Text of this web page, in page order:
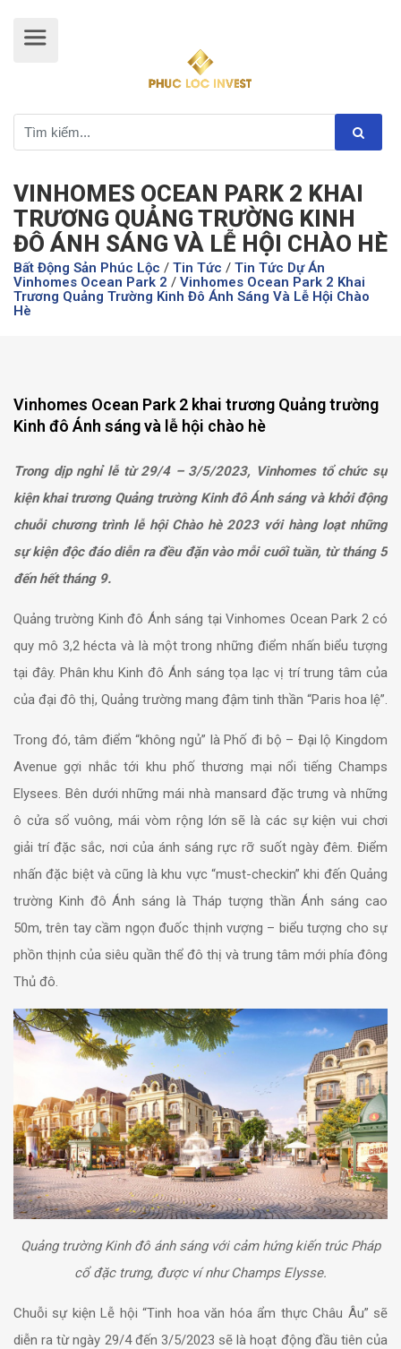
VINHOMES OCEAN PARK 2 KHAI
TRƯƠNG QUẢNG TRƯỜNG KINH
ĐÔ ÁNH SÁNG VÀ LỄ HỘI CHÀO HÈ
Bất Động Sản Phúc Lộc / Tin Tức / Tin Tức Dự Án
Vinhomes Ocean Park 2 / Vinhomes Ocean Park 2 Khai
Trương Quảng Trường Kinh Đô Ánh Sáng Và Lễ Hội Chào
Hè
Vinhomes Ocean Park 2 khai trương Quảng trường
Kinh đô Ánh sáng và lễ hội chào hè
Trong dịp nghỉ lễ từ 29/4 – 3/5/2023, Vinhomes tổ chức sự
kiện khai trương Quảng trường Kinh đô Ánh sáng và khởi động
chuỗi chương trình lễ hội Chào hè 2023 với hàng loạt những
sự kiện độc đáo diễn ra đều đặn vào mỗi cuối tuần, từ tháng 5
đến hết tháng 9.
Quảng trường Kinh đô Ánh sáng tại Vinhomes Ocean Park 2 có
quy mô 3,2 hécta và là một trong những điểm nhấn biểu tượng
tại đây. Phân khu Kinh đô Ánh sáng tọa lạc vị trí trung tâm của
của đại đô thị, Quảng trường mang đậm tinh thần “Paris hoa lệ”.
Trong đó, tâm điểm “không ngủ” là Phố đi bộ – Đại lộ Kingdom
Avenue gợi nhắc tới khu phố thương mại nổi tiếng Champs
Elysees. Bên dưới những mái nhà mansard đặc trưng và những
ô cửa sổ vuông, mái vòm rộng lớn sẽ là các sự kiện vui chơi
giải trí đặc sắc, nơi của ánh sáng rực rỡ suốt ngày đêm. Điểm
nhấn đặc biệt và cũng là khu vực “must-checkin” khi đến Quảng
trường Kinh đô Ánh sáng là Tháp tượng thần Ánh sáng cao
50m, trên tay cầm ngọn đuốc thịnh vượng – biểu tượng cho sự
phồn thịnh của siêu quần thể đô thị và trung tâm mới phía đông
Thủ đô.
Quảng trường Kinh đô ánh sáng với cảm hứng kiến trúc Pháp
cổ đặc trưng, được ví như Champs Elysse.
Chuỗi sự kiện Lễ hội “Tinh hoa văn hóa ẩm thực Châu Âu” sẽ
diễn ra từ ngày 29/4 đến 3/5/2023 sẽ là hoạt động đầu tiên của